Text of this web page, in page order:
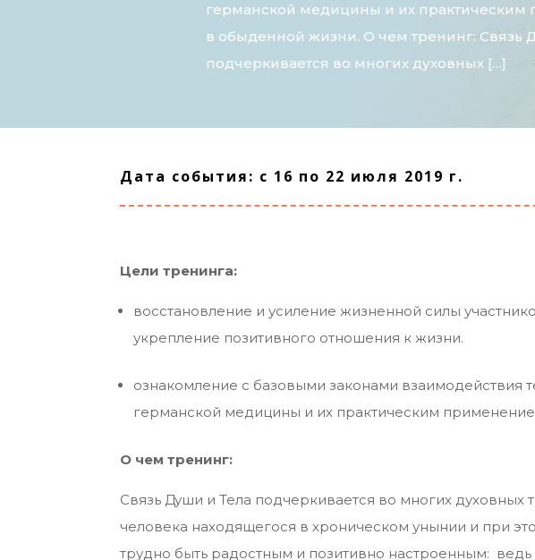
германской медицины и их
в обыденной жизни. О чем тренинг: Связь
подчеркивается во многих духовных […]
Дата события: c 16 по 22 июля 2019 г.
Цели тренинга:
восстановление и усиление жизненной силы
укрепление позитивного отношения к жизни.
ознакомление с базовыми законами
германской медицины и их практическим
О чем тренинг:
Связь Души и Тела подчеркивается во многих
человека находящегося в хроническом унынии и при
трудно быть радостным и позитивно настроенным: ведь